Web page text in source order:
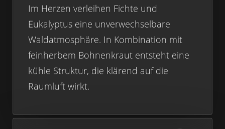
Im Herzen verleihen Fichte und
Eukalyptus eine unverwechselbare
Waldatmosphäre. In Kombination mit
feinherbem Bohnenkraut entsteht eine
kühle Struktur, die klärend auf die
Raumluft wirkt.